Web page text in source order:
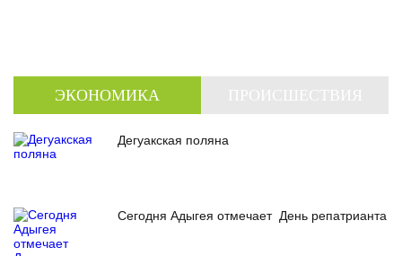
ЭКОНОМИКА
Дегуакская поляна
Сегодня Адыгея отмечает День репатрианта